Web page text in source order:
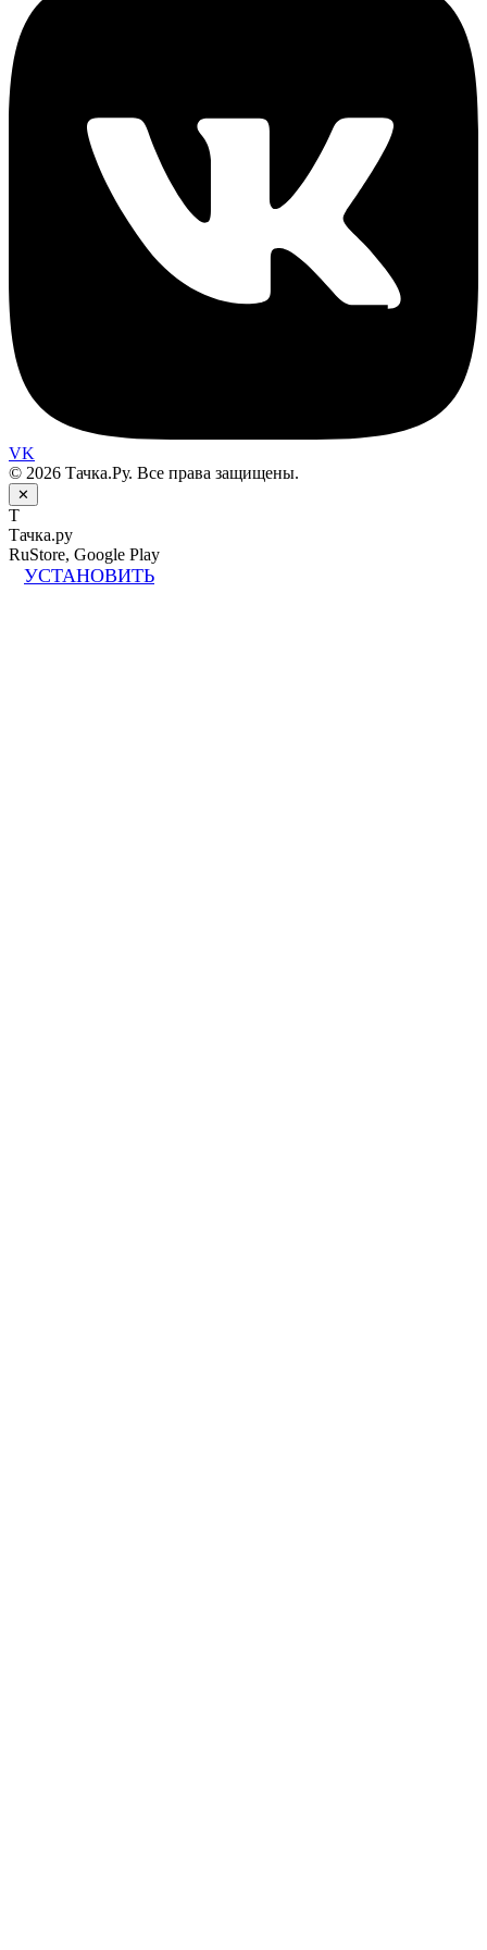
VK
© 2026 Тачка.Ру. Все права защищены.
✕
Т
Тачка.ру
RuStore, Google Play
УСТАНОВИТЬ